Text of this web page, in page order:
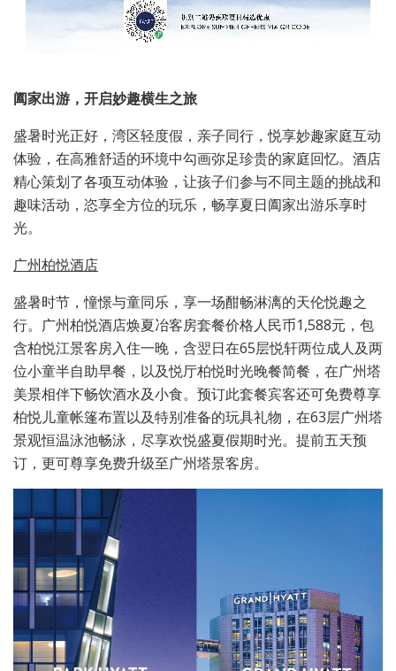
阖家出游，开启妙趣横生之旅
盛暑时光正好，湾区轻度假，亲子同行，悦享妙趣家庭互动
体验，在高雅舒适的环境中勾画弥足珍贵的家庭回忆。酒店
精心策划了各项互动体验，让孩子们参与不同主题的挑战和
趣味活动，恣享全方位的玩乐，畅享夏日阖家出游乐享时
光。
广州柏悦酒店
盛暑时节，憧憬与童同乐，享一场酣畅淋漓的天伦悦趣之
行。广州柏悦酒店焕夏冶客房套餐价格人民币1,588元，包
含柏悦江景客房入住一晚，含翌日在65层悦轩两位成人及两
位小童半自助早餐，以及悦厅柏悦时光晚餐简餐，在广州塔
美景相伴下畅饮酒水及小食。预订此套餐宾客还可免费尊享
柏悦儿童帐篷布置以及特别准备的玩具礼物，在63层广州塔
景观恒温泳池畅泳，尽享欢悦盛夏假期时光。提前五天预
订，更可尊享免费升级至广州塔景客房。